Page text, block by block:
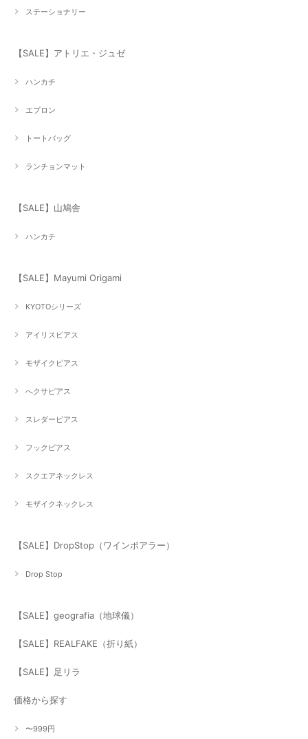
ステーショナリー
【SALE】アトリエ・ジュゼ
ハンカチ
エプロン
トートバッグ
ランチョンマット
【SALE】山鳩舎
ハンカチ
【SALE】Mayumi Origami
KYOTOシリーズ
アイリスピアス
モザイクピアス
へクサピアス
スレダーピアス
フックピアス
スクエアネックレス
モザイクネックレス
【SALE】DropStop（ワインポアラー）
Drop Stop
【SALE】geografia（地球儀）
【SALE】REALFAKE（折り紙）
【SALE】足リラ
価格から探す
〜999円